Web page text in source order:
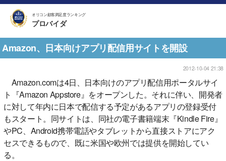
オリコン顧客満足度ランキング
プロバイダ
Amazon、日本向けアプリ配信用サイトを開設
2012-10-04 21:38
Amazon.comは4日、日本向けのアプリ配信用ポータルサイ
ト『Amazon Appstore』をオープンした。それに伴い、開発者
に対して年内に日本で配信する予定があるアプリの登録受付
もスタート。同サイトは、同社の電子書籍端末『Kindle Fire』
やPC、Android携帯電話やタブレットから直接ストアにアク
セスできるもので、既に米国や欧州では提供を開始してい
る。